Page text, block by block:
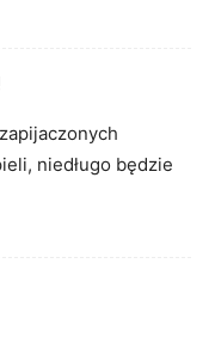
niedługo będzie